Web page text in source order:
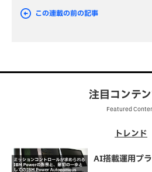
この連載の前の記事
注目コンテ
Featured
トレンド
AI搭載運用プ